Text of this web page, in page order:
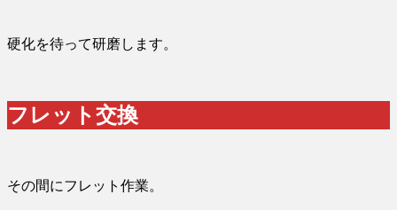
硬化を待って研磨します。
フレット交換
その間にフレット作業。